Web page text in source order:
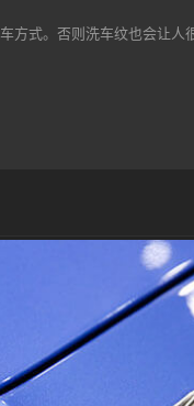
方式。否则洗车纹也会让